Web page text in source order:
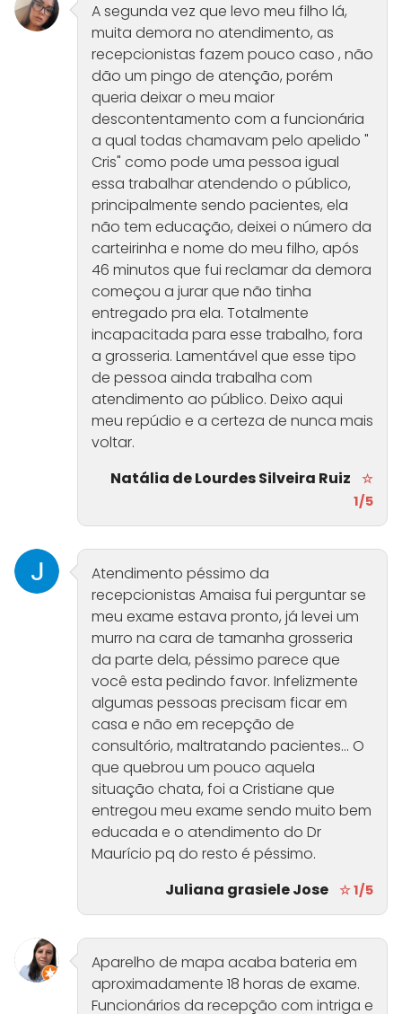
A segunda vez que levo meu filho lá,
muita demora no atendimento, as
recepcionistas fazem pouco caso , não
dão um pingo de atenção, porém
queria deixar o meu maior
descontentamento com a funcionária
a qual todas chamavam pelo apelido "
Cris" como pode uma pessoa igual
essa trabalhar atendendo o público,
principalmente sendo pacientes, ela
não tem educação, deixei o número da
carteirinha e nome do meu filho, após
46 minutos que fui reclamar da demora
começou a jurar que não tinha
entregado pra ela. Totalmente
incapacitada para esse trabalho, fora
a grosseria. Lamentável que esse tipo
de pessoa ainda trabalha com
atendimento ao público. Deixo aqui
meu repúdio e a certeza de nunca mais
voltar.
Natália de Lourdes Silveira Ruiz
☆
1/5
Atendimento péssimo da
recepcionistas Amaisa fui perguntar se
meu exame estava pronto, já levei um
murro na cara de tamanha grosseria
da parte dela, péssimo parece que
você esta pedindo favor. Infelizmente
algumas pessoas precisam ficar em
casa e não em recepção de
consultório, maltratando pacientes... O
que quebrou um pouco aquela
situação chata, foi a Cristiane que
entregou meu exame sendo muito bem
educada e o atendimento do Dr
Maurício pq do resto é péssimo.
Juliana grasiele Jose ☆ 1/5
Aparelho de mapa acaba bateria em
aproximadamente 18 horas de exame.
Funcionários da recepção com intriga e